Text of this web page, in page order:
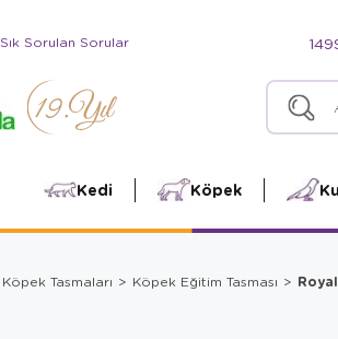
Sık Sorulan Sorular
Kedi Köpek
Köpek Tasmaları Köpek Eğitim Tasması